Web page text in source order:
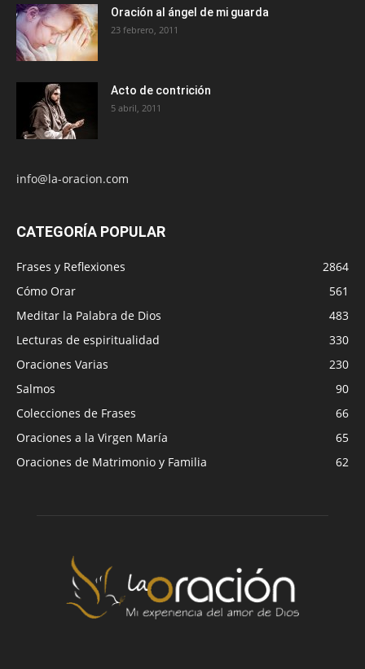
Oración al ángel de mi guarda
23 febrero, 2011
Acto de contrición
5 abril, 2011
info@la-oracion.com
CATEGORÍA POPULAR
Frases y Reflexiones
2864
Cómo Orar
561
Meditar la Palabra de Dios
483
Lecturas de espiritualidad
330
Oraciones Varias
230
Salmos
90
Colecciones de Frases
66
Oraciones a la Virgen María
65
Oraciones de Matrimonio y Familia
62